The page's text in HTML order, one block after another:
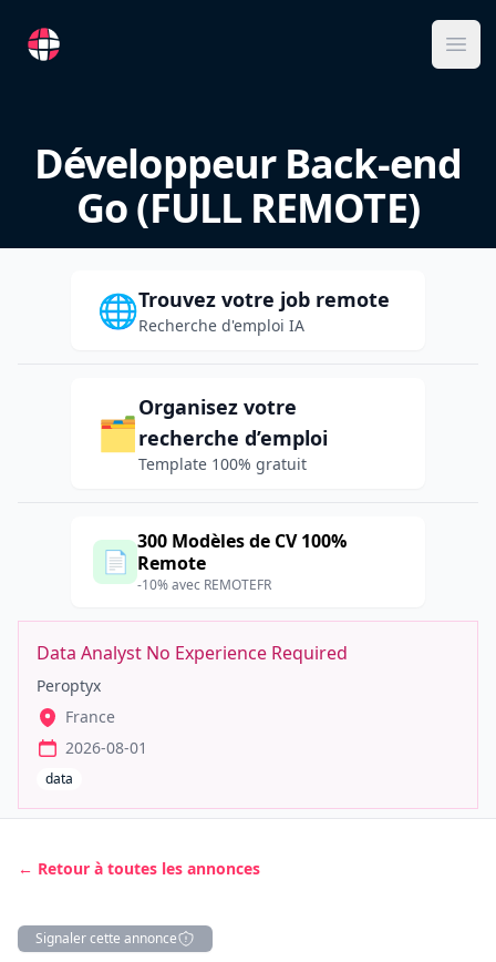
RemoteFR
Développeur Back-end
Go (FULL REMOTE)
🌐Trouvez votre job remote
Recherche d'emploi IA
🗂️
Organisez votre
recherche d’emploi
Template 100% gratuit
📄
300 Modèles de CV 100%
Remote
-10% avec REMOTEFR
Data Analyst No Experience Required
Peroptyx
France
2026-08-01
data
← Retour à toutes les annonces
Signaler cette annonce